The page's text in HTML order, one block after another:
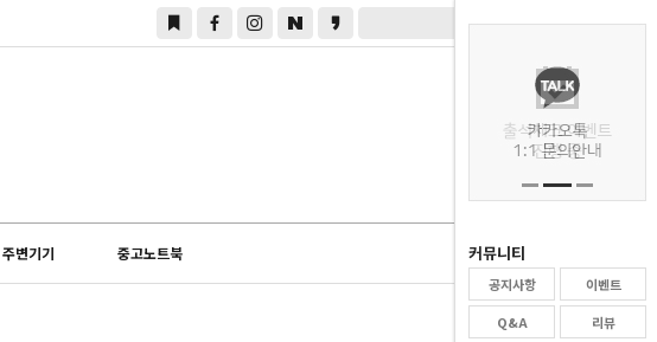
주변기기 중고노트북 커뮤니티
공지사항
이벤트
Q&A
리뷰